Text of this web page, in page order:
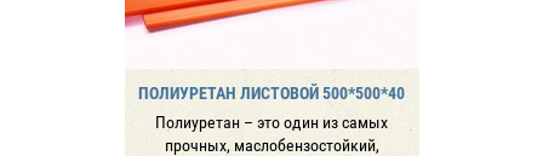
ПОЛИУРЕТАН ЛИСТОВОЙ 500*500*40
Полиуретан – это один из самых
прочных, маслобензостойкий,